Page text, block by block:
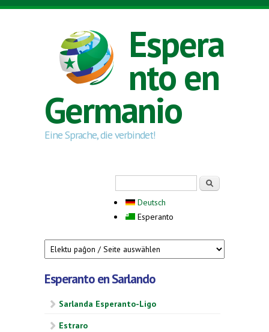
Skip to main content
Espera
nto en
Germanio
Eine Sprache, die verbindet!
Deutsch
Esperanto
Esperanto en Sarlando
Sarlanda Esperanto-Ligo
Estraro